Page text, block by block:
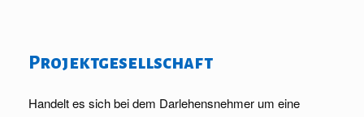
Projektgesellschaft
Handelt es sich bei dem Darlehensnehmer um eine